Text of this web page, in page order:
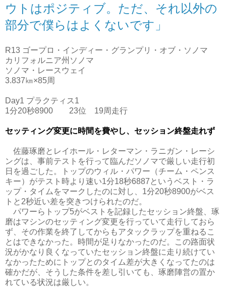
ウトはポジティブ。ただ、それ以外の
部分で僕らはよくないです」
R13 ゴープロ・インディー・グランプリ・オブ・ソノマ
カリフォルニア州ソノマ
ソノマ・レースウェイ
3.837㎞×85周
Day1 プラクティス1
1分20秒8900 23位 19周走行
セッティング変更に時間を費やし、セッション終盤走れず
佐藤琢磨とレイホール・レターマン・ラニガン・レーシ
ングは、事前テストを行って臨んだソノマで厳しい走行初
日を過ごした。トップのウィル・パワー（チーム・ペンス
キー）がテスト時より速い1分18秒6887というベスト・ラ
ップ・タイムをマークしたのに対し、1分20秒8900がベス
トと2秒近い差を突きつけられたのだ。
パワーらトップ5がベストを記録したセッション終盤、琢
磨はマシンのセッティング変更を行っていて走行しておら
ず、その作業を終了してからもアタックラップを重ねるこ
とはできなかった。時間が足りなかったのだ。この路面状
況がかなり良くなっていたセッション終盤に走り続けてい
なかったためにトップとのタイム差が大きくなってたのは
確かだが、そうした条件を差し引いても、琢磨陣営の置か
れている状況は厳しい。